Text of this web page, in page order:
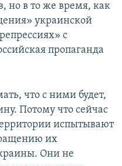
но в то же время, как
украинской
с
пропаганда
что с ними будет,
Потому что сейчас
испытывают
их
Они не